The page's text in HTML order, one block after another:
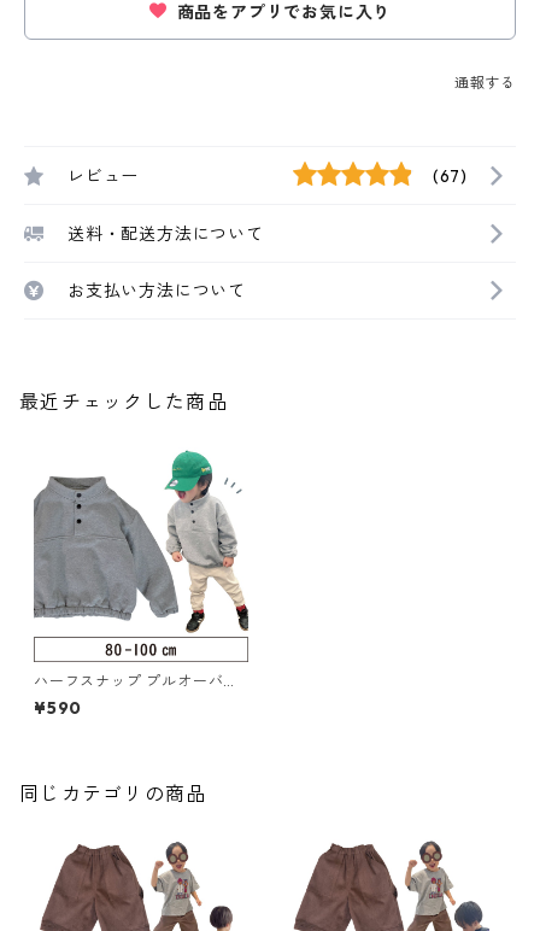
商品をアプリでお気に入り
通報する
レビュー (67)
送料・配送方法について
お支払い方法について
最近チェックした商品
ハーフスナップ プルオーバー
80-100（126-087-2）
¥590
同じカテゴリの商品